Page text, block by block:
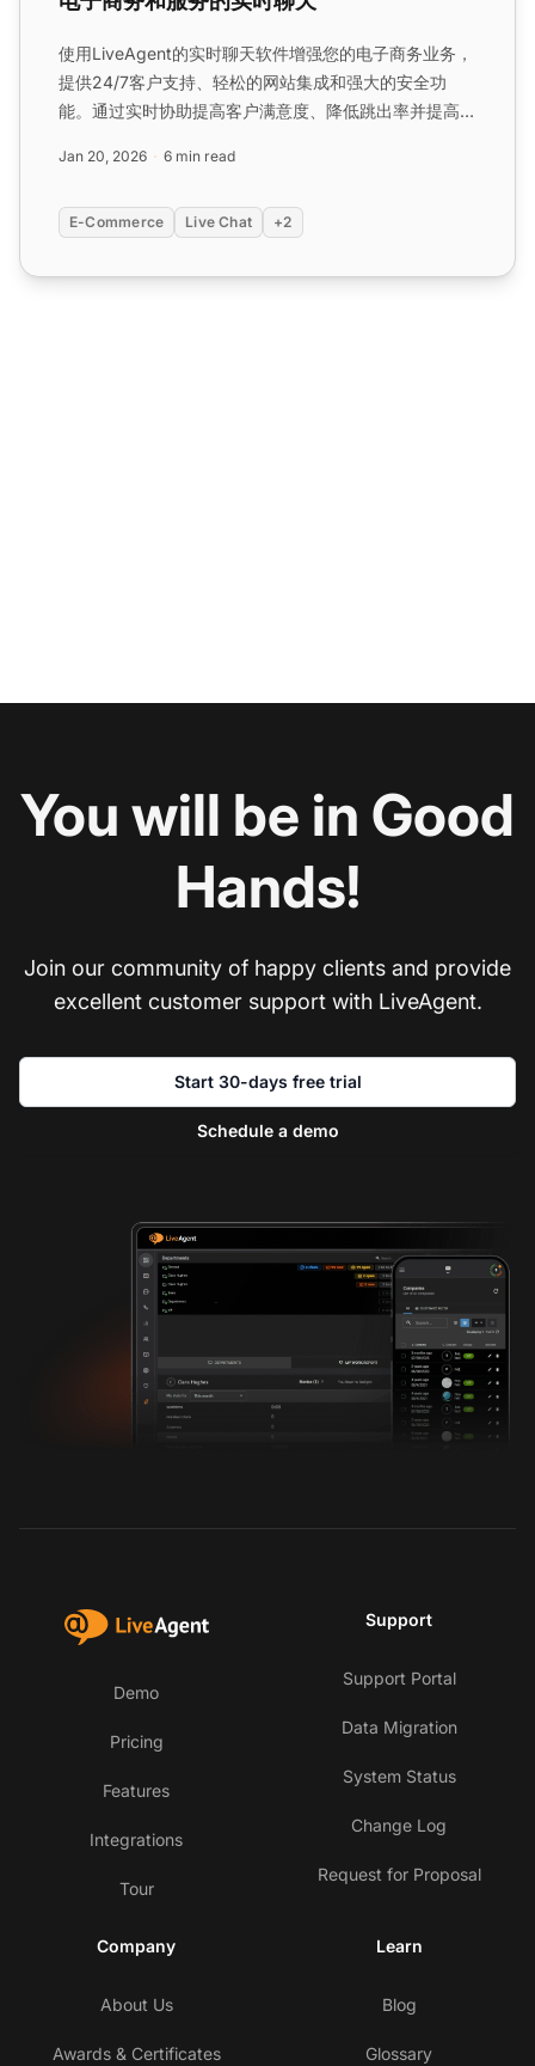
使用LiveAgent的实时聊天软件增强您的电子商务业务，
提供24/7客户支持、轻松的网站集成和强大的安全功
能。通过实时协助提高客户满意度、降低跳出率并提高转
Jan 20, 2026 6 min read
E-Commerce Live Chat +2
You will be in Good
Hands!
Join our community of happy clients and provide
excellent customer support with LiveAgent.
Start 30-days free trial
Schedule a demo
Demo
Pricing
Features
Integrations
Tour
Support
Support Portal
Data Migration
System Status
Change Log
Request for Proposal
Company
About Us
Awards & Certificates
Learn
Blog
Glossary